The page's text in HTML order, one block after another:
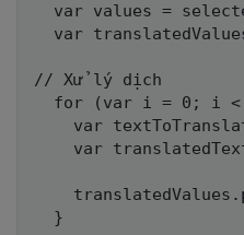
var values =
var
// Xử lý dịch
for (var i = 0; i
var
var
  }